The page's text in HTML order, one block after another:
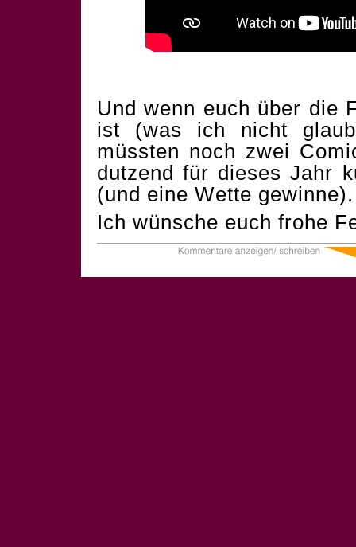
Und wenn euch über die
ist (was ich nicht
müssten noch zwei
dutzend für dieses Jahr
(und eine Wette
Ich wünsche euch frohe